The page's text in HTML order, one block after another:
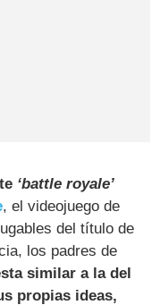
‘battle royale’
, el videojuego de
del título de
los padres de
similar a la del
propias ideas,